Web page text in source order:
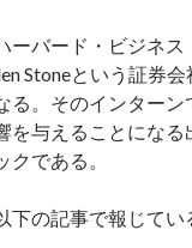
ーバード・ビジネス
Stoneという証券
る。そのインター
を与えることになる
である。
の記事で報じてい